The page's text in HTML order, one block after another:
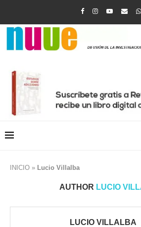
INICIO » Lucio Villalba
AUTHOR LUCIO
LUCIO VILLALBA